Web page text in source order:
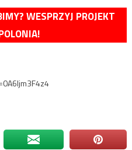
WESPRZYJ PROJEKT